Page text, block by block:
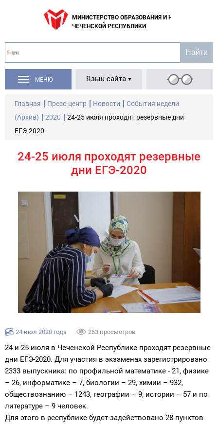
МИНИСТЕРСТВО ОБРАЗОВАНИЯ И НАУКИ
ЧЕЧЕНСКОЙ РЕСПУБЛИКИ
МЕНЮ Язык сайта
Главная Пресс-центр Новости
События недели
(Архив)
2020
24-25 июля проходят резервные дни
ЕГЭ-2020
24-25 июля проходят резервные
дни ЕГЭ-2020
24 июл 2020 года 263 просмотров
24 и 25 июля в Чеченской Республике проходят резервные
дни ЕГЭ-2020. Для участия в экзаменах зарегистрировано
2333 выпускника: по профильной математике - 21, физике
– 26, информатике – 7, биологии – 29, химии – 932,
обществознанию – 1243, географии – 9, истории – 57 и по
литературе – 9 человек.
Для этого в республике будет задействовано 28 пунктов